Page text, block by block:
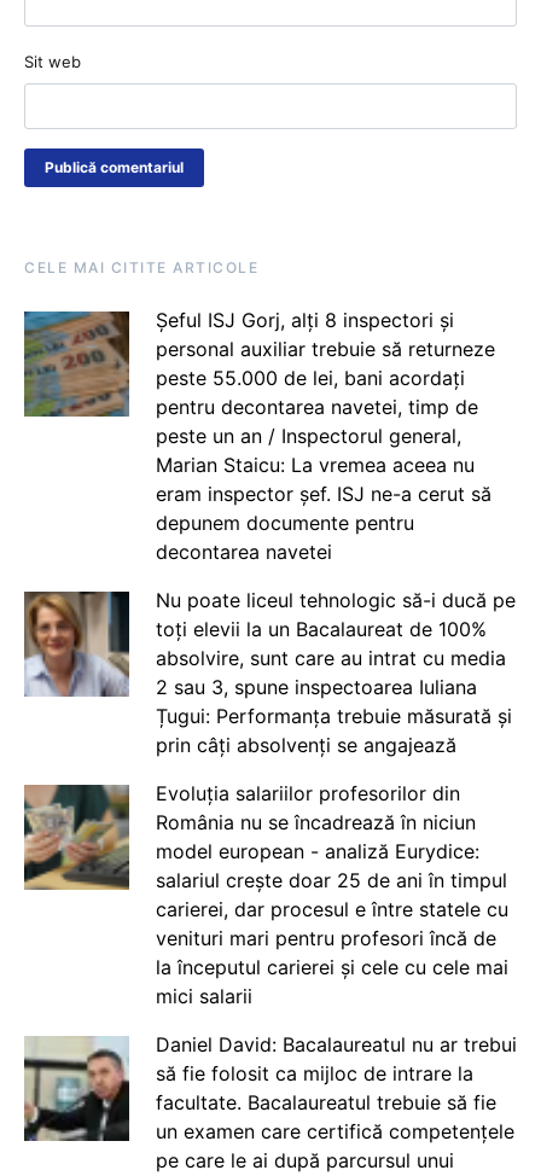
Sit web
CELE MAI CITITE ARTICOLE
Șeful ISJ Gorj, alți 8 inspectori și
personal auxiliar trebuie să returneze
peste 55.000 de lei, bani acordați
pentru decontarea navetei, timp de
peste un an / Inspectorul general,
Marian Staicu: La vremea aceea nu
eram inspector șef. ISJ ne-a cerut să
depunem documente pentru
decontarea navetei
Nu poate liceul tehnologic să-i ducă pe
toți elevii la un Bacalaureat de 100%
absolvire, sunt care au intrat cu media
2 sau 3, spune inspectoarea Iuliana
Țugui: Performanța trebuie măsurată și
prin câți absolvenți se angajează
Evoluția salariilor profesorilor din
România nu se încadrează în niciun
model european - analiză Eurydice:
salariul crește doar 25 de ani în timpul
carierei, dar procesul e între statele cu
venituri mari pentru profesori încă de
la începutul carierei și cele cu cele mai
mici salarii
Daniel David: Bacalaureatul nu ar trebui
să fie folosit ca mijloc de intrare la
facultate. Bacalaureatul trebuie să fie
un examen care certifică competențele
pe care le ai după parcursul unui